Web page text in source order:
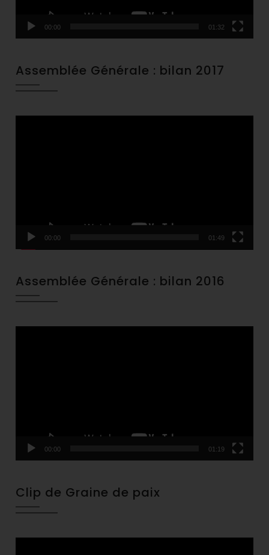
00:00 01:32
Assemblée Générale : bilan 2017
00:00 01:49
Assemblée Générale : bilan 2016
00:00 01:19
Clip de Graine de paix